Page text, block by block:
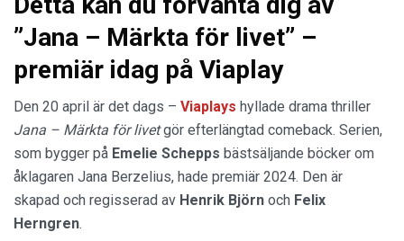
”Jana – Märkta för livet” –
premiär idag på Viaplay
Den 20 april är det dags – Viaplays hyllade drama thriller
Jana – Märkta för livetgör efterlängtad comeback. Serien,
som bygger på Emelie Schepps bästsäljande böcker om
åklagaren Jana Berzelius, hade premiär 2024. Den är
skapad och regisserad av Henrik Björn och Felix
Herngren.